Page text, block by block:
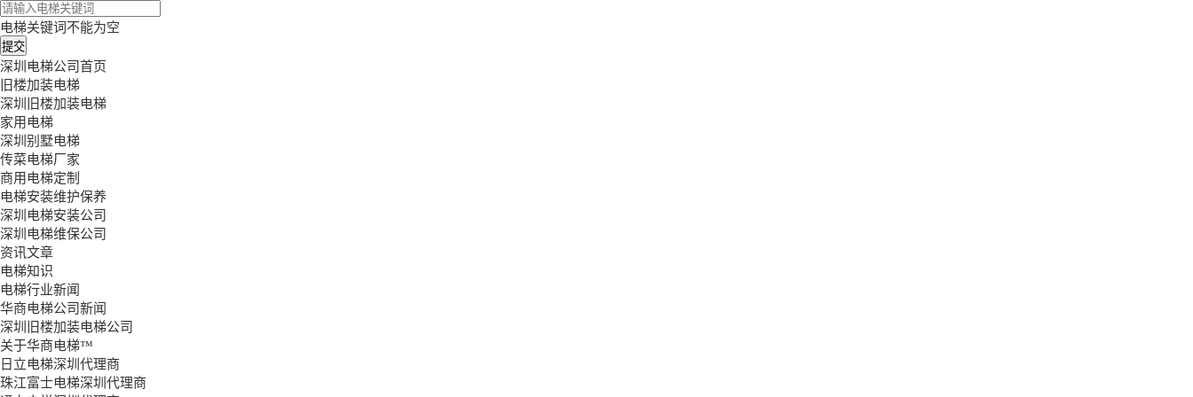
电梯关键词不能为空
深圳电梯公司首页
旧楼加装电梯
深圳旧楼加装电梯
家用电梯
深圳别墅电梯
传菜电梯厂家
商用电梯定制
电梯安装维护保养
深圳电梯安装公司
深圳电梯维保公司
资讯文章
电梯知识
电梯行业新闻
华商电梯公司新闻
深圳旧楼加装电梯公司
关于华商电梯™
日立电梯深圳代理商
珠江富士电梯深圳代理商